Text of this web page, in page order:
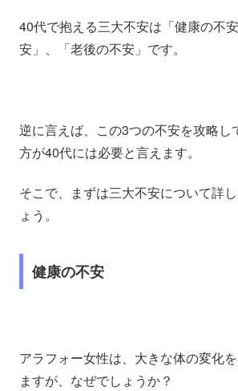
40代で抱える三大不安は「健康の不
安」、「老後の不安」です。
逆に言えば、この3つの不安を攻略し
方が40代には必要と言えます。
そこで、まずは三大不安について詳
ょう。
健康の不安
アラフォー女性は、大きな体の変化
ますが、なぜでしょうか？